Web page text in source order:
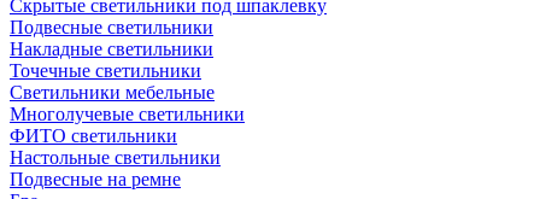
Скрытые светильники под шпаклевку
Подвесные светильники
Накладные светильники
Точечные светильники
Светильники мебельные
Многолучевые светильники
ФИТО светильники
Настольные светильники
Подвесные на ремне